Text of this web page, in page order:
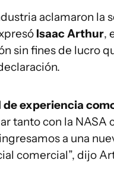
aclamaron la
Isaac Arthur,
sin fines de lucro
experiencia
tanto con la NASA
a una
comercial”, dijo